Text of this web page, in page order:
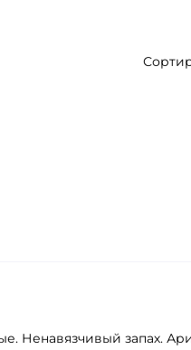
Ненавязчивый запах.